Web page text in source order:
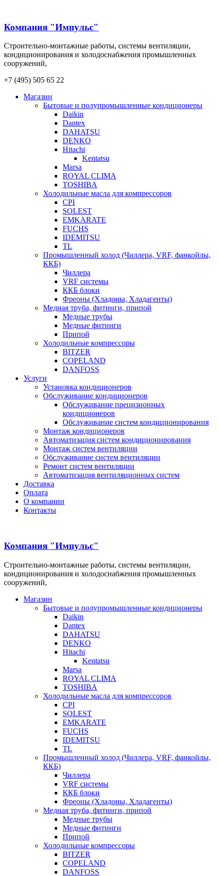
Компания "Импульс"
Строительно-монтажные работы, системы вентиляции,
кондиционирования и холодоснабжения промышленных
сооружений,
+7 (495) 505 65 22
Магазин
Бытовые и полупромышленные кондиционеры
Daikin
Dantex
DAHATSU
DENKO
Hitachi
Kentatsu
Marsa
ROYAL CLIMA
TOSHIBA
Холодильные масла для компрессоров
CPI
SOLEST
EMKARATE
FUCHS
IDEMITSU
TL
Промышленный холод (Чиллера, VRF, фанкойлы,
ККБ)
Чиллера
VRF системы
ККБ блоки
Фреоны (Хладоны, Хладагенты)
Медная труба, фитинги, припой
Медные трубы
Медные фитинги
Припой
Холодильные компрессоры
BITZER
COPELAND
DANFOSS
Услуги
Установка кондиционеров
Обслуживание кондиционеров
Обслуживание прецизионных
кондиционеров
Обслуживание систем кондиционирования
Монтаж кондиционеров
Автоматизация систем кондиционирования
Монтаж систем вентиляции
Обслуживание систем вентиляции
Ремонт систем вентиляции
Автоматизация вентиляционных систем
Доставка
Оплата
О компании
Контакты
Компания "Импульс"
Строительно-монтажные работы, системы вентиляции,
кондиционирования и холодоснабжения промышленных
сооружений,
Магазин
Бытовые и полупромышленные кондиционеры
Daikin
Dantex
DAHATSU
DENKO
Hitachi
Kentatsu
Marsa
ROYAL CLIMA
TOSHIBA
Холодильные масла для компрессоров
CPI
SOLEST
EMKARATE
FUCHS
IDEMITSU
TL
Промышленный холод (Чиллера, VRF, фанкойлы,
ККБ)
Чиллера
VRF системы
ККБ блоки
Фреоны (Хладоны, Хладагенты)
Медная труба, фитинги, припой
Медные трубы
Медные фитинги
Припой
Холодильные компрессоры
BITZER
COPELAND
DANFOSS